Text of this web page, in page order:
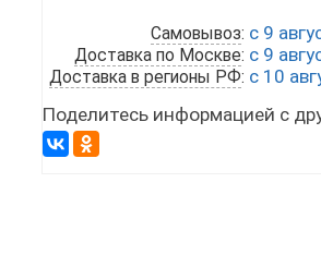
Самовывоз: с 9
Доставка по Москве: с 9
Доставка в регионы РФ: с 10
Поделитесь информацией с